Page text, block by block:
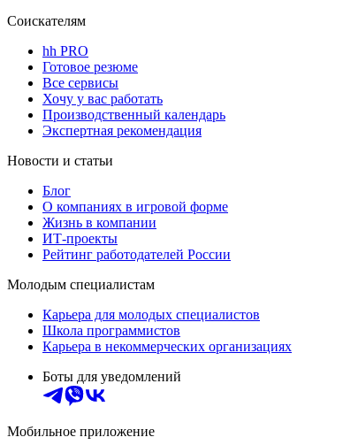
Соискателям
hh PRO
Готовое резюме
Все сервисы
Хочу у вас работать
Производственный календарь
Экспертная рекомендация
Новости и статьи
Блог
О компаниях в игровой форме
Жизнь в компании
ИТ-проекты
Рейтинг работодателей России
Молодым специалистам
Карьера для молодых специалистов
Школа программистов
Карьера в некоммерческих организациях
Боты для уведомлений
Мобильное приложение